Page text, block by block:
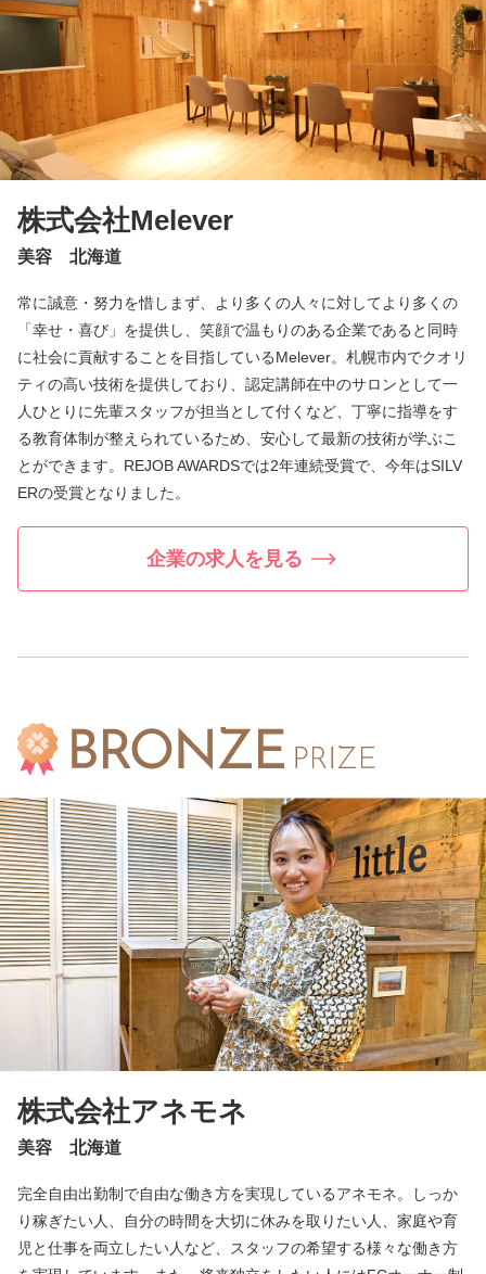
株式会社Melever
美容 北海道
常に誠意・努力を惜しまず、より多くの人々に対してより多くの
「幸せ・喜び」を提供し、笑顔で温もりのある企業であると同時
に社会に貢献することを目指しているMelever。札幌市内でクオリ
ティの高い技術を提供しており、認定講師在中のサロンとして一
人ひとりに先輩スタッフが担当として付くなど、丁寧に指導をす
る教育体制が整えられているため、安心して最新の技術が学ぶこ
とができます。REJOB AWARDSでは2年連続受賞で、今年はSILV
ERの受賞となりました。
企業の求人を見る
株式会社アネモネ
美容 北海道
完全自由出勤制で自由な働き方を実現しているアネモネ。しっか
り稼ぎたい人、自分の時間を大切に休みを取りたい人、家庭や育
児と仕事を両立したい人など、スタッフの希望する様々な働き方